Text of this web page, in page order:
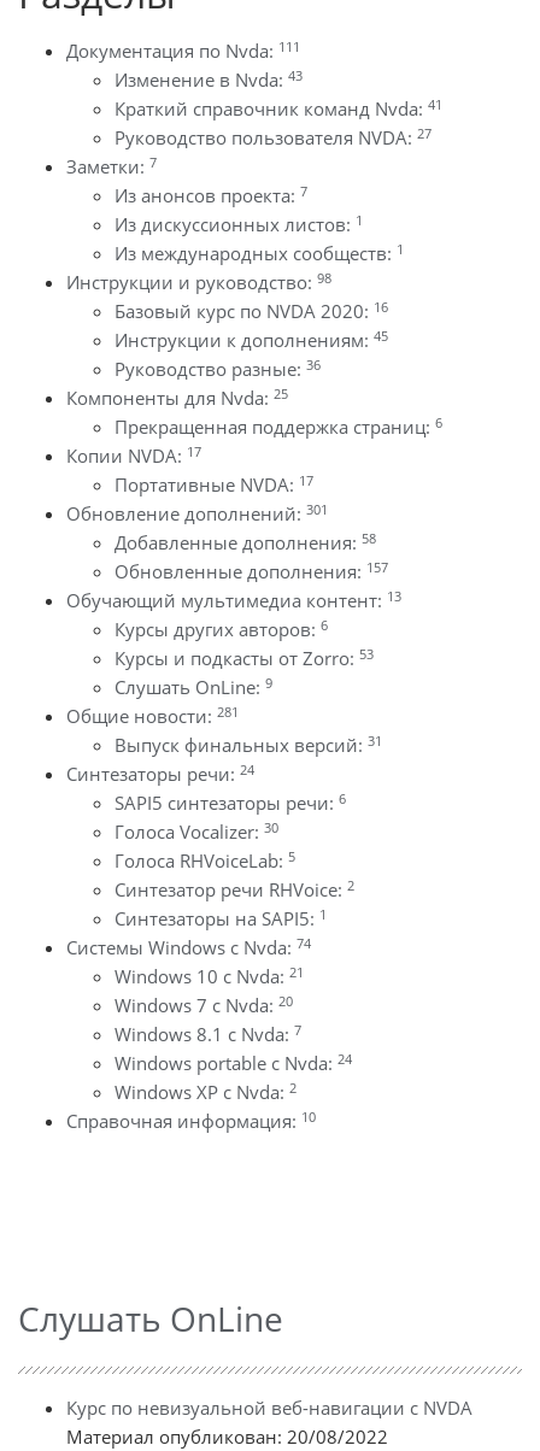
Документация по Nvda: 111
Изменение в Nvda: 43
Краткий справочник команд Nvda: 41
Руководство пользователя NVDA: 27
Заметки: 7
Из анонсов проекта: 7
Из дискуссионных листов: 1
Из международных сообществ: 1
Инструкции и руководство: 98
Базовый курс по NVDA 2020: 16
Инструкции к дополнениям: 45
Руководство разные: 36
Компоненты для Nvda: 25
Прекращенная поддержка страниц: 6
Копии NVDA: 17
Портативные NVDA: 17
Обновление дополнений: 301
Добавленные дополнения: 58
Обновленные дополнения: 157
Обучающий мультимедиа контент: 13
Курсы других авторов: 6
Курсы и подкасты от Zorro: 53
Слушать OnLine: 9
Общие новости: 281
Выпуск финальных версий: 31
Синтезаторы речи: 24
SAPI5 синтезаторы речи: 6
Голоса Vocalizer: 30
Голоса RHVoiceLab: 5
Синтезатор речи RHVoice: 2
Синтезаторы на SAPI5: 1
Системы Windows с Nvda: 74
Windows 10 с Nvda: 21
Windows 7 с Nvda: 20
Windows 8.1 с Nvda: 7
Windows portable с Nvda: 24
Windows XP с Nvda: 2
Справочная информация: 10
Слушать OnLine
Курс по невизуальной веб-навигации с NVDA
Материал опубликован: 20/08/2022